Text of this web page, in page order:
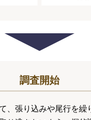
調査開始
、張り込みや尾行を繰